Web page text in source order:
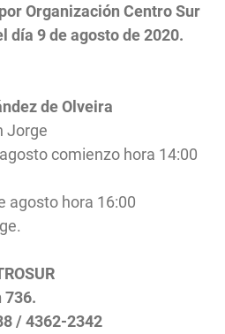
Organización Centro Sur
día 9 de agosto de 2020.
de Olveira
Jorge
comienzo hora 14:00
agosto hora 16:00
736.
/ 4362-2342